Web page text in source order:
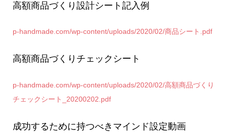
高額商品づくり設計シート記入例
p-handmade.com/wp-content/uploads/2020/02/商品シート.pdf
高額商品づくりチェックシート
p-handmade.com/wp-content/uploads/2020/02/高額商品づくり
チェックシート_20200202.pdf
成功するために持つべきマインド設定動画